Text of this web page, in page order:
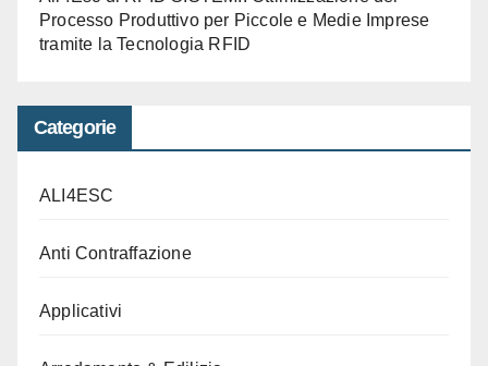
Processo Produttivo per Piccole e Medie Imprese
tramite la Tecnologia RFID
Categorie
ALI4ESC
Anti Contraffazione
Applicativi